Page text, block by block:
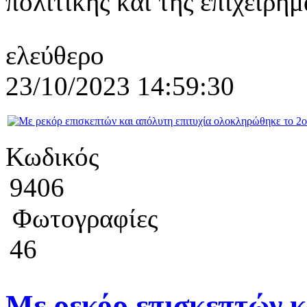
ελεύθερο
23/10/2023 14:59:30
Κωδικός
9406
Φωτογραφίες
46